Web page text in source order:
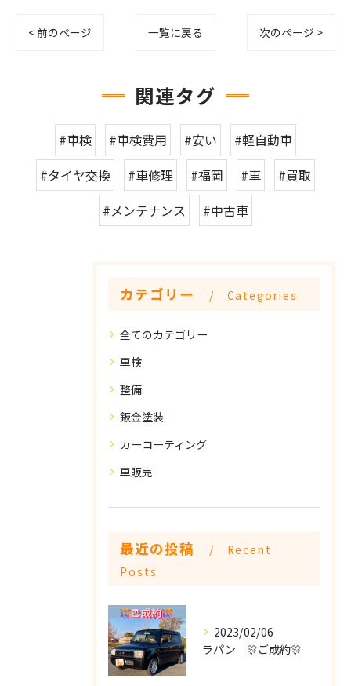
< 前のページ 一覧に戻る 次のページ >
関連タグ
#車検 #車検費用 #安い
#軽自動車
#タイヤ交換
#車修理 #福岡 #車
#買取
#メンテナンス
#中古車
カテゴリー Categories
全てのカテゴリー
車検
整備
鈑金塗装
カーコーティング
車販売
最近の投稿
Recent
Posts
2023/02/06
ラパン 🎊ご成約🎊